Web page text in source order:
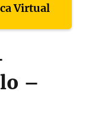
Virtual
–